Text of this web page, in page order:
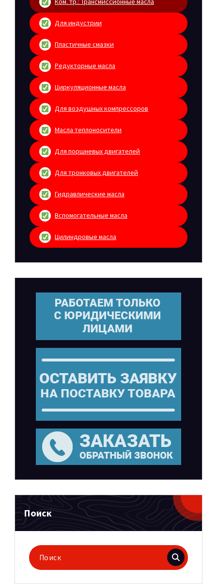
Для индустрии
Пластичные смазки
Редукторные масла
Циркуляционные масла
Для воздушных компрессоров
Масла теплоносители
Для поршневых двигателей
Для тронковых двигателей
Гидравлические масла
Вспомогательные масла
Цилиндровые масла
Поиск
Поиск
для: